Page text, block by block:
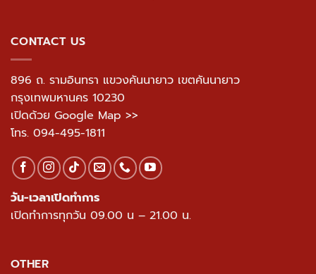
CONTACT US
896 ถ. รามอินทรา แขวงคันนายาว เขตคันนายาว
กรุงเทพมหานคร 10230
เปิดด้วย Google Map >>
โทร. 094-495-1811
วัน-เวลาเปิดทำการ
เปิดทำการทุกวัน 09.00 น – 21.00 น.
OTHER